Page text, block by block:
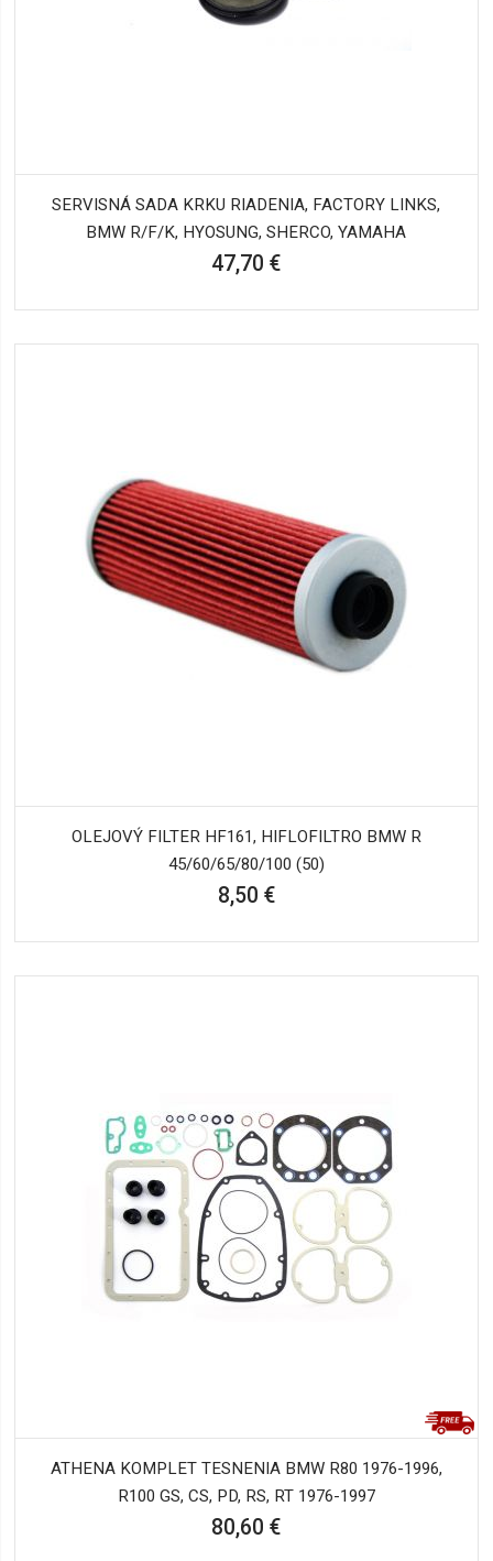
SERVISNÁ SADA KRKU RIADENIA, FACTORY LINKS,
BMW R/F/K, HYOSUNG, SHERCO, YAMAHA
47,70 €
OLEJOVÝ FILTER HF161, HIFLOFILTRO BMW R
45/60/65/80/100 (50)
8,50 €
ATHENA KOMPLET TESNENIA BMW R80 1976-1996,
R100 GS, CS, PD, RS, RT 1976-1997
80,60 €